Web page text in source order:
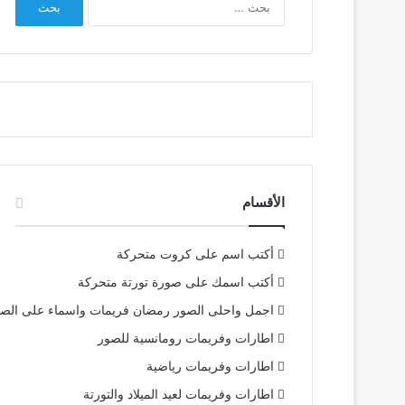
الأقسام
أكتب اسم على كروت متحركة
أكتب اسمك على صورة تورتة متحركة
اجمل واحلى الصور رمضان فريمات واسماء على
اطارات وفريمات رومانسية للصور
اطارات وفريمات رياضية
اطارات وفريمات لعيد الميلاد والتورتة